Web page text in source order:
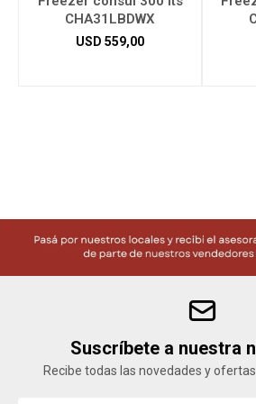
CHA31LBDWX
USD 559,00
Suscríbete a nuestra
Recibe todas las novedades y
Contacto